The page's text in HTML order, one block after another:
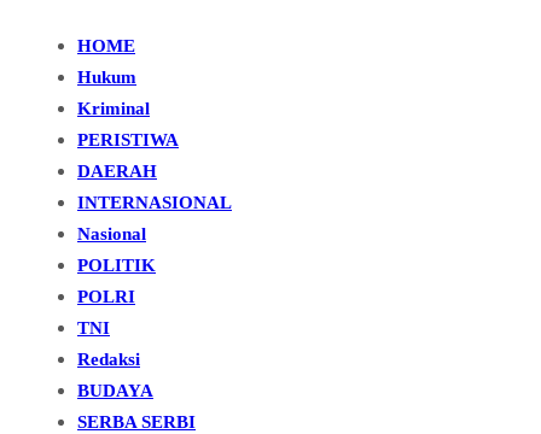
HOME
Hukum
Kriminal
PERISTIWA
DAERAH
INTERNASIONAL
Nasional
POLITIK
POLRI
TNI
Redaksi
BUDAYA
SERBA SERBI